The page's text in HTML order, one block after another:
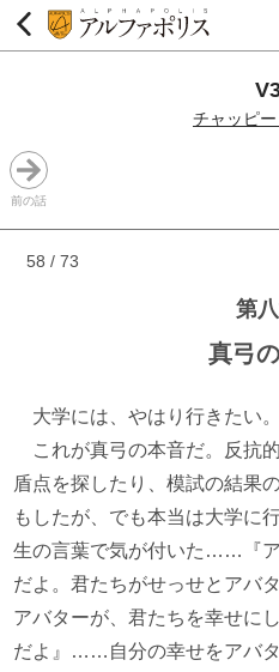
チャッピ
前の話
58 / 73
第
真弓
大学には、やはり行きたい。
これが真弓の本音だ。反抗
盾点を探したり、模試の結果
もしたが、でも本当は大学に
生の言葉で気が付いた……『
だよ。君たちがせっせとアバ
アバターが、君たちを幸せに
だよ』……自分の幸せをアバ